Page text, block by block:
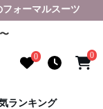
ォーマルスーツ
0 0
ランキング